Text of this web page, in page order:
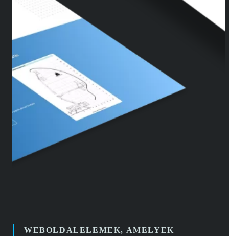
WEBOLDALELEMEK, AMELYEK